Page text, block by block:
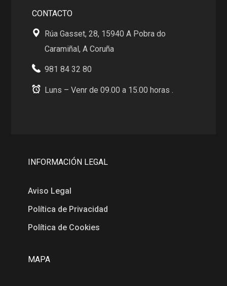
CONTACTO
Rúa Gasset, 28, 15940 A Pobra do
Caramiñal, A Coruña
981 84 32 80
Luns – Venr de 09.00 a 15.00 horas .
INFORMACIÓN LEGAL
Aviso Legal
Política de Privacidad
Política de Cookies
MAPA